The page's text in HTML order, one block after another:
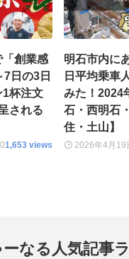
「創業感
日の3日
1杯注文
される
1,653 views
明石市内に
日平均乗車
みた！2024
石・西明石
住・土山】
2026年4月19
なる人気記事